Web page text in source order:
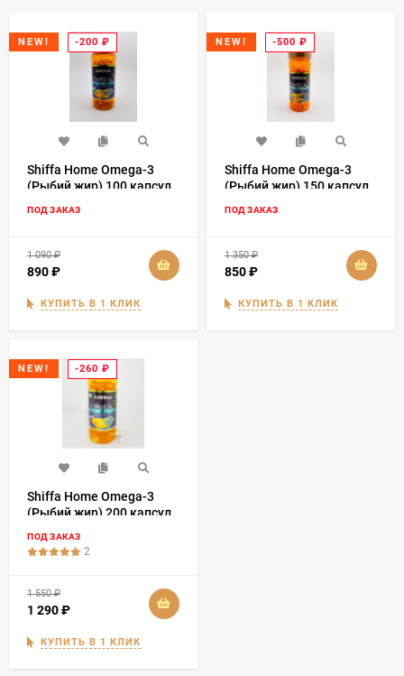
NEW! -200 ₽
Shiffa Home Omega-3
(Рыбий жир) 100 капсул
ПОД ЗАКАЗ
1 090₽
890₽
КУПИТЬ В 1 КЛИК
NEW! -500 ₽
Shiffa Home Omega-3
(Рыбий жир) 150 капсул
ПОД ЗАКАЗ
1 350₽
850₽
КУПИТЬ В 1 КЛИК
NEW! -260 ₽
Shiffa Home Omega-3
(Рыбий жир) 200 капсул
ПОД ЗАКАЗ
2
1 550₽
1 290₽
КУПИТЬ В 1 КЛИК